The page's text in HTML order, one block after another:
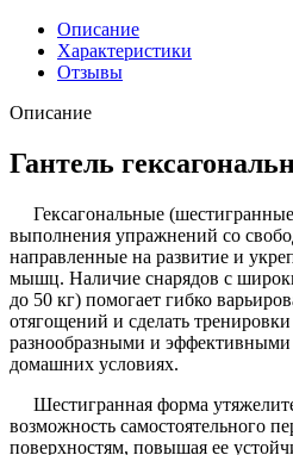
Описание
Характеристики
Отзывы
Описание
Гантель
Гексагональные
выполнения упражнений со
направленные на развитие и
мышц. Наличие снарядов с
до 50 кг) помогает гибко
отягощений и сделать
разнообразными и эффективными
домашних условиях.
Шестигранная форма
возможность самостоятельного
поверхностям, повышая ее